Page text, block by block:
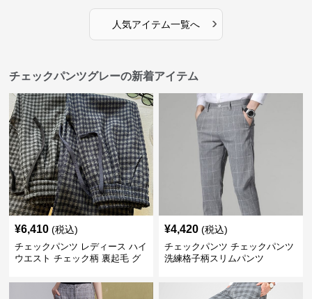
人気アイテム一覧へ ›
チェックパンツグレーの新着アイテム
¥6,410 (税込)
チェックパンツ レディース ハイ
ウエスト チェック柄 裏起毛 グ
¥4,420 (税込)
チェックパンツ チェックパンツ
洗練格子柄スリムパンツ